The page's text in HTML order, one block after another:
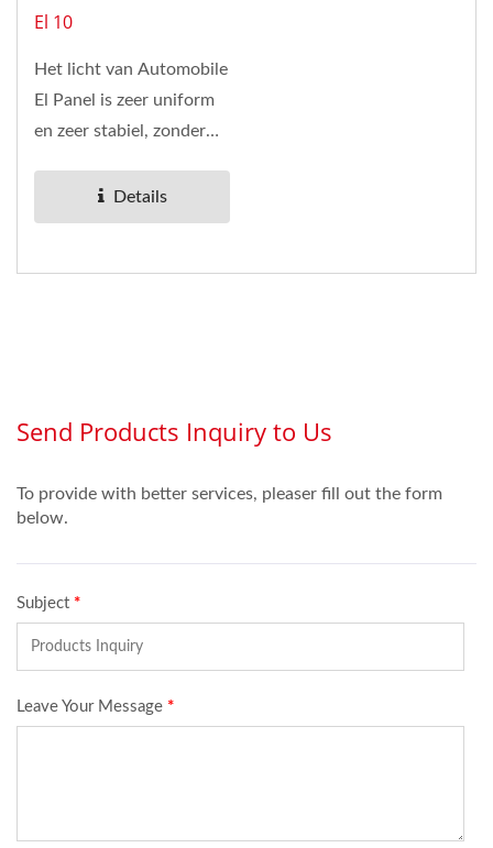
El 10
Het licht van Automobile
El Panel is zeer uniform
en zeer stabiel, zonder
op een gebogen...
Details